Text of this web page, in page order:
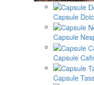
Capsule
Capsule
Capsule
Capsule